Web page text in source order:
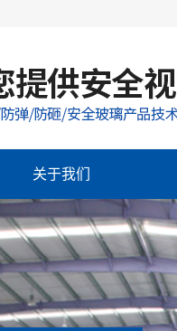
关于我们